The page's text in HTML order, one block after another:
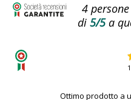
4
di5/5a
Ottimo prodotto a